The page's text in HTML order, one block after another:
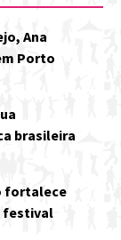
Ana
Porto
brasileira
fortalece
festival